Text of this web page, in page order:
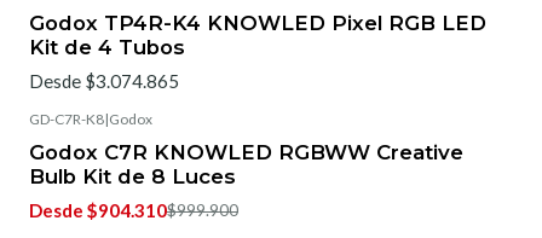
Godox TP4R-K4 KNOWLED Pixel RGB LED
Kit de 4 Tubos
Desde $3.074.865
GD-C7R-K8|Godox
Godox C7R KNOWLED RGBWW Creative
Bulb Kit de 8 Luces
Desde $904.310$999.900